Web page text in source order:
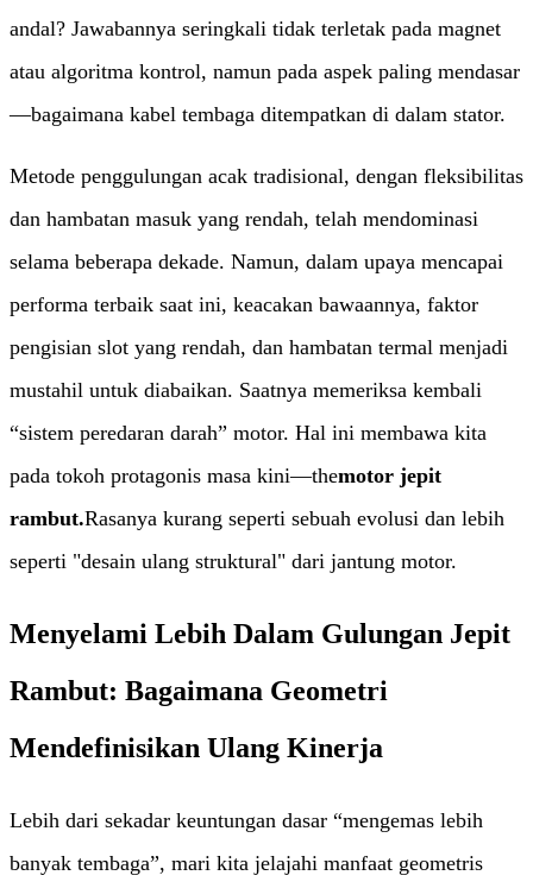
andal? Jawabannya seringkali tidak terletak pada magnet
atau algoritma kontrol, namun pada aspek paling mendasar
—bagaimana kabel tembaga ditempatkan di dalam stator.
Metode penggulungan acak tradisional, dengan fleksibilitas
dan hambatan masuk yang rendah, telah mendominasi
selama beberapa dekade. Namun, dalam upaya mencapai
performa terbaik saat ini, keacakan bawaannya, faktor
pengisian slot yang rendah, dan hambatan termal menjadi
mustahil untuk diabaikan. Saatnya memeriksa kembali
“sistem peredaran darah” motor. Hal ini membawa kita
pada tokoh protagonis masa kini—themotor jepit
rambut.Rasanya kurang seperti sebuah evolusi dan lebih
seperti "desain ulang struktural" dari jantung motor.
Menyelami Lebih Dalam Gulungan Jepit
Rambut: Bagaimana Geometri
Mendefinisikan Ulang Kinerja
Lebih dari sekadar keuntungan dasar “mengemas lebih
banyak tembaga”, mari kita jelajahi manfaat geometris